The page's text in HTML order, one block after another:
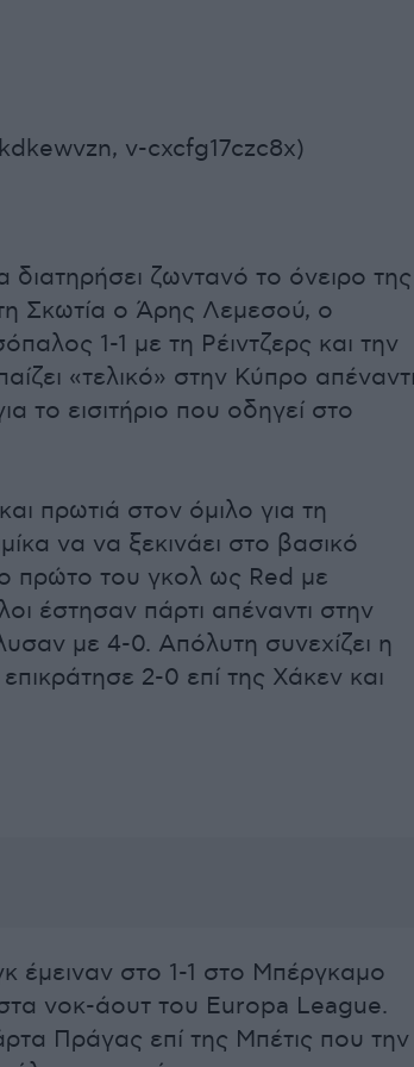
v-cxcfg17czc8x)
διατηρήσει ζωντανό το όνειρο της
Σκωτία ο Άρης Λεμεσού, ο
1-1 με τη Ρέιντζερς και την
«τελικό» στην Κύπρο
το εισιτήριο που οδηγεί στο
πρωτιά στον όμιλο για τη
να να ξεκινάει στο βασικό
πρώτο του γκολ ως Red με
έστησαν πάρτι απέναντι στην
με 4-0. Απόλυτη συνεχίζει η
2-0 επί της Χάκεν και
έμειναν στο 1-1 στο Μπέργκαμο
νοκ-άουτ του Europa League.
Πράγας επί της Μπέτις που την